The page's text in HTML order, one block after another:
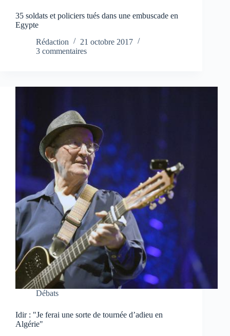
35 soldats et policiers tués dans une embuscade en
Egypte
Rédaction
21 octobre 2017
3 commentaires
Débats
Idir : "Je ferai une sorte de tournée d’adieu en
Algérie"